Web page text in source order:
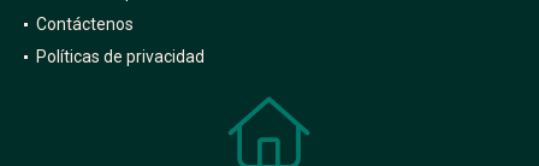
Nuestra Empresa
Contáctenos